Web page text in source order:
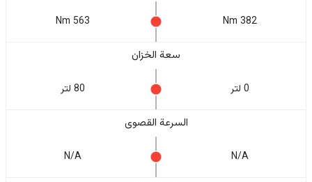
382 Nm
563 Nm
سعة الخزان
0 لتر 80 لتر
السرعة القصوى
N/A
N/A